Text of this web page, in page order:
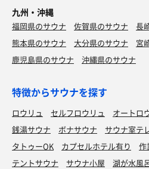
九州・沖縄
福岡県のサウナ 佐賀県のサウナ
長
熊本県のサウナ
大分県のサウナ
宮
鹿児島県のサウナ
沖縄県のサウナ
特徴からサウナを探す
ロウリュ セルフロウリュ オートロ
銭湯サウナ
ボナサウナ サウナ室テ
タトゥーOK
カプセルホテル有り
作
テントサウナ
サウナ小屋 湖が水風